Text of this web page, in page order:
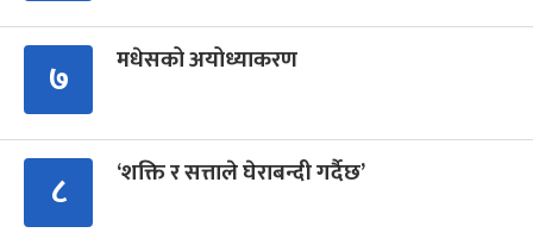
७ मधेसको अयोध्याकरण
८ ‘शक्ति र सत्ताले घेराबन्दी गर्दैछ’